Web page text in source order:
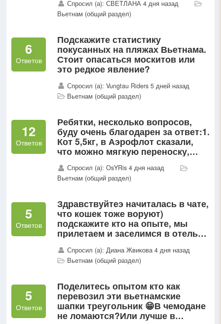
чтоб расслабиться максимально
?
Спросил (а): СВЕТЛАНА 4 дня назад
Вьетнам (общий раздел)
6
Ответов
Подскажите статистику
покусанных на пляжах Вьетнама.
Стоит опасаться москитов или
это редкое явление?
Спросил (а): Vungtau Riders 5 дней назад
Вьетнам (общий раздел)
12
Ответов
Ребятки, несколько вопросов,
буду очень благодарен за ответ:1.
Кот 5,5кг, в Аэрофлот сказали,
что можно мягкую переноску,
габариты 120см сумма всех
сторон2...
Спросил (а): OsYRis 4 дня назад
Вьетнам (общий раздел)
5
Ответов
Здравствуйтеэ начиталась в чате,
что кошек тоже воруют)
подскажите кто на опыте, мы
прилетаем и заселимся в отель
время найти и все такое) так вот
в отеле наши две...
Спросил (а): Диана Жвикова 4 дня назад
Вьетнам (общий раздел)
5
Ответов
Поделитесь опытом кто как
перевозил эти вьетнамские
шапки треугольник 😁В чемодане
не ломаются?Или лучше в